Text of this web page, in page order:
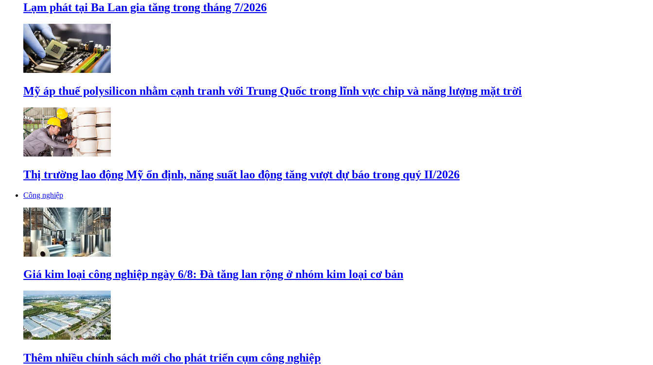
Lạm phát tại Ba Lan gia tăng trong tháng 7/2026
Mỹ áp thuế polysilicon nhằm cạnh tranh với Trung Quốc trong lĩnh vực chip và năng lượng mặt trời
Thị trường lao động Mỹ ổn định, năng suất lao động tăng vượt dự báo trong quý II/2026
Công nghiệp
Giá kim loại công nghiệp ngày 6/8: Đà tăng lan rộng ở nhóm kim loại cơ bản
Thêm nhiều chính sách mới cho phát triển cụm công nghiệp